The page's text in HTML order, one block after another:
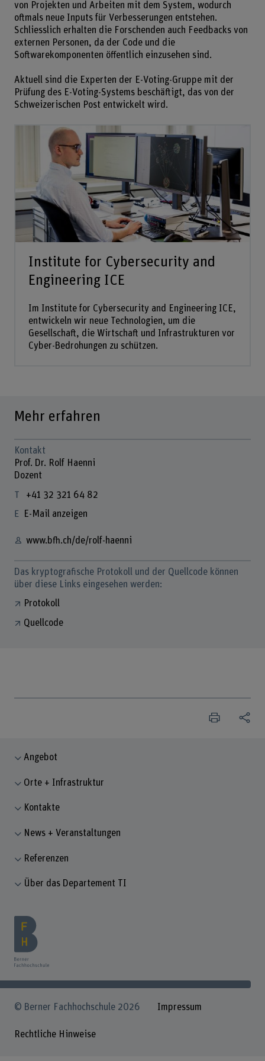
von Projekten und Arbeiten mit dem System, wodurch
oftmals neue Inputs für Verbesserungen entstehen.
Schliesslich erhalten die Forschenden auch Feedbacks von
externen Personen, da der Code und die
Softwarekomponenten öffentlich einzusehen sind.
Aktuell sind die Experten der E-Voting-Gruppe mit der
Prüfung des E-Voting-Systems beschäftigt, das von der
Schweizerischen Post entwickelt wird.
Institute for Cybersecurity and
Engineering ICE
Im Institute for Cybersecurity and Engineering ICE,
entwickeln wir neue Technologien, um die
Gesellschaft, die Wirtschaft und Infrastrukturen vor
Cyber-Bedrohungen zu schützen.
Mehr erfahren
Kontakt
Prof. Dr. Rolf Haenni
Dozent
+41 32 321 64 82
E-Mail anzeigen
www.bfh.ch/de/rolf-haenni
Das kryptografische Protokoll und der Quellcode können
über diese Links eingesehen werden:
Protokoll
Quellcode
Angebot
Orte + Infrastruktur
Kontakte
News + Veranstaltungen
Referenzen
Über das Departement TI
© Berner Fachhochschule 2026 Impressum
Rechtliche Hinweise